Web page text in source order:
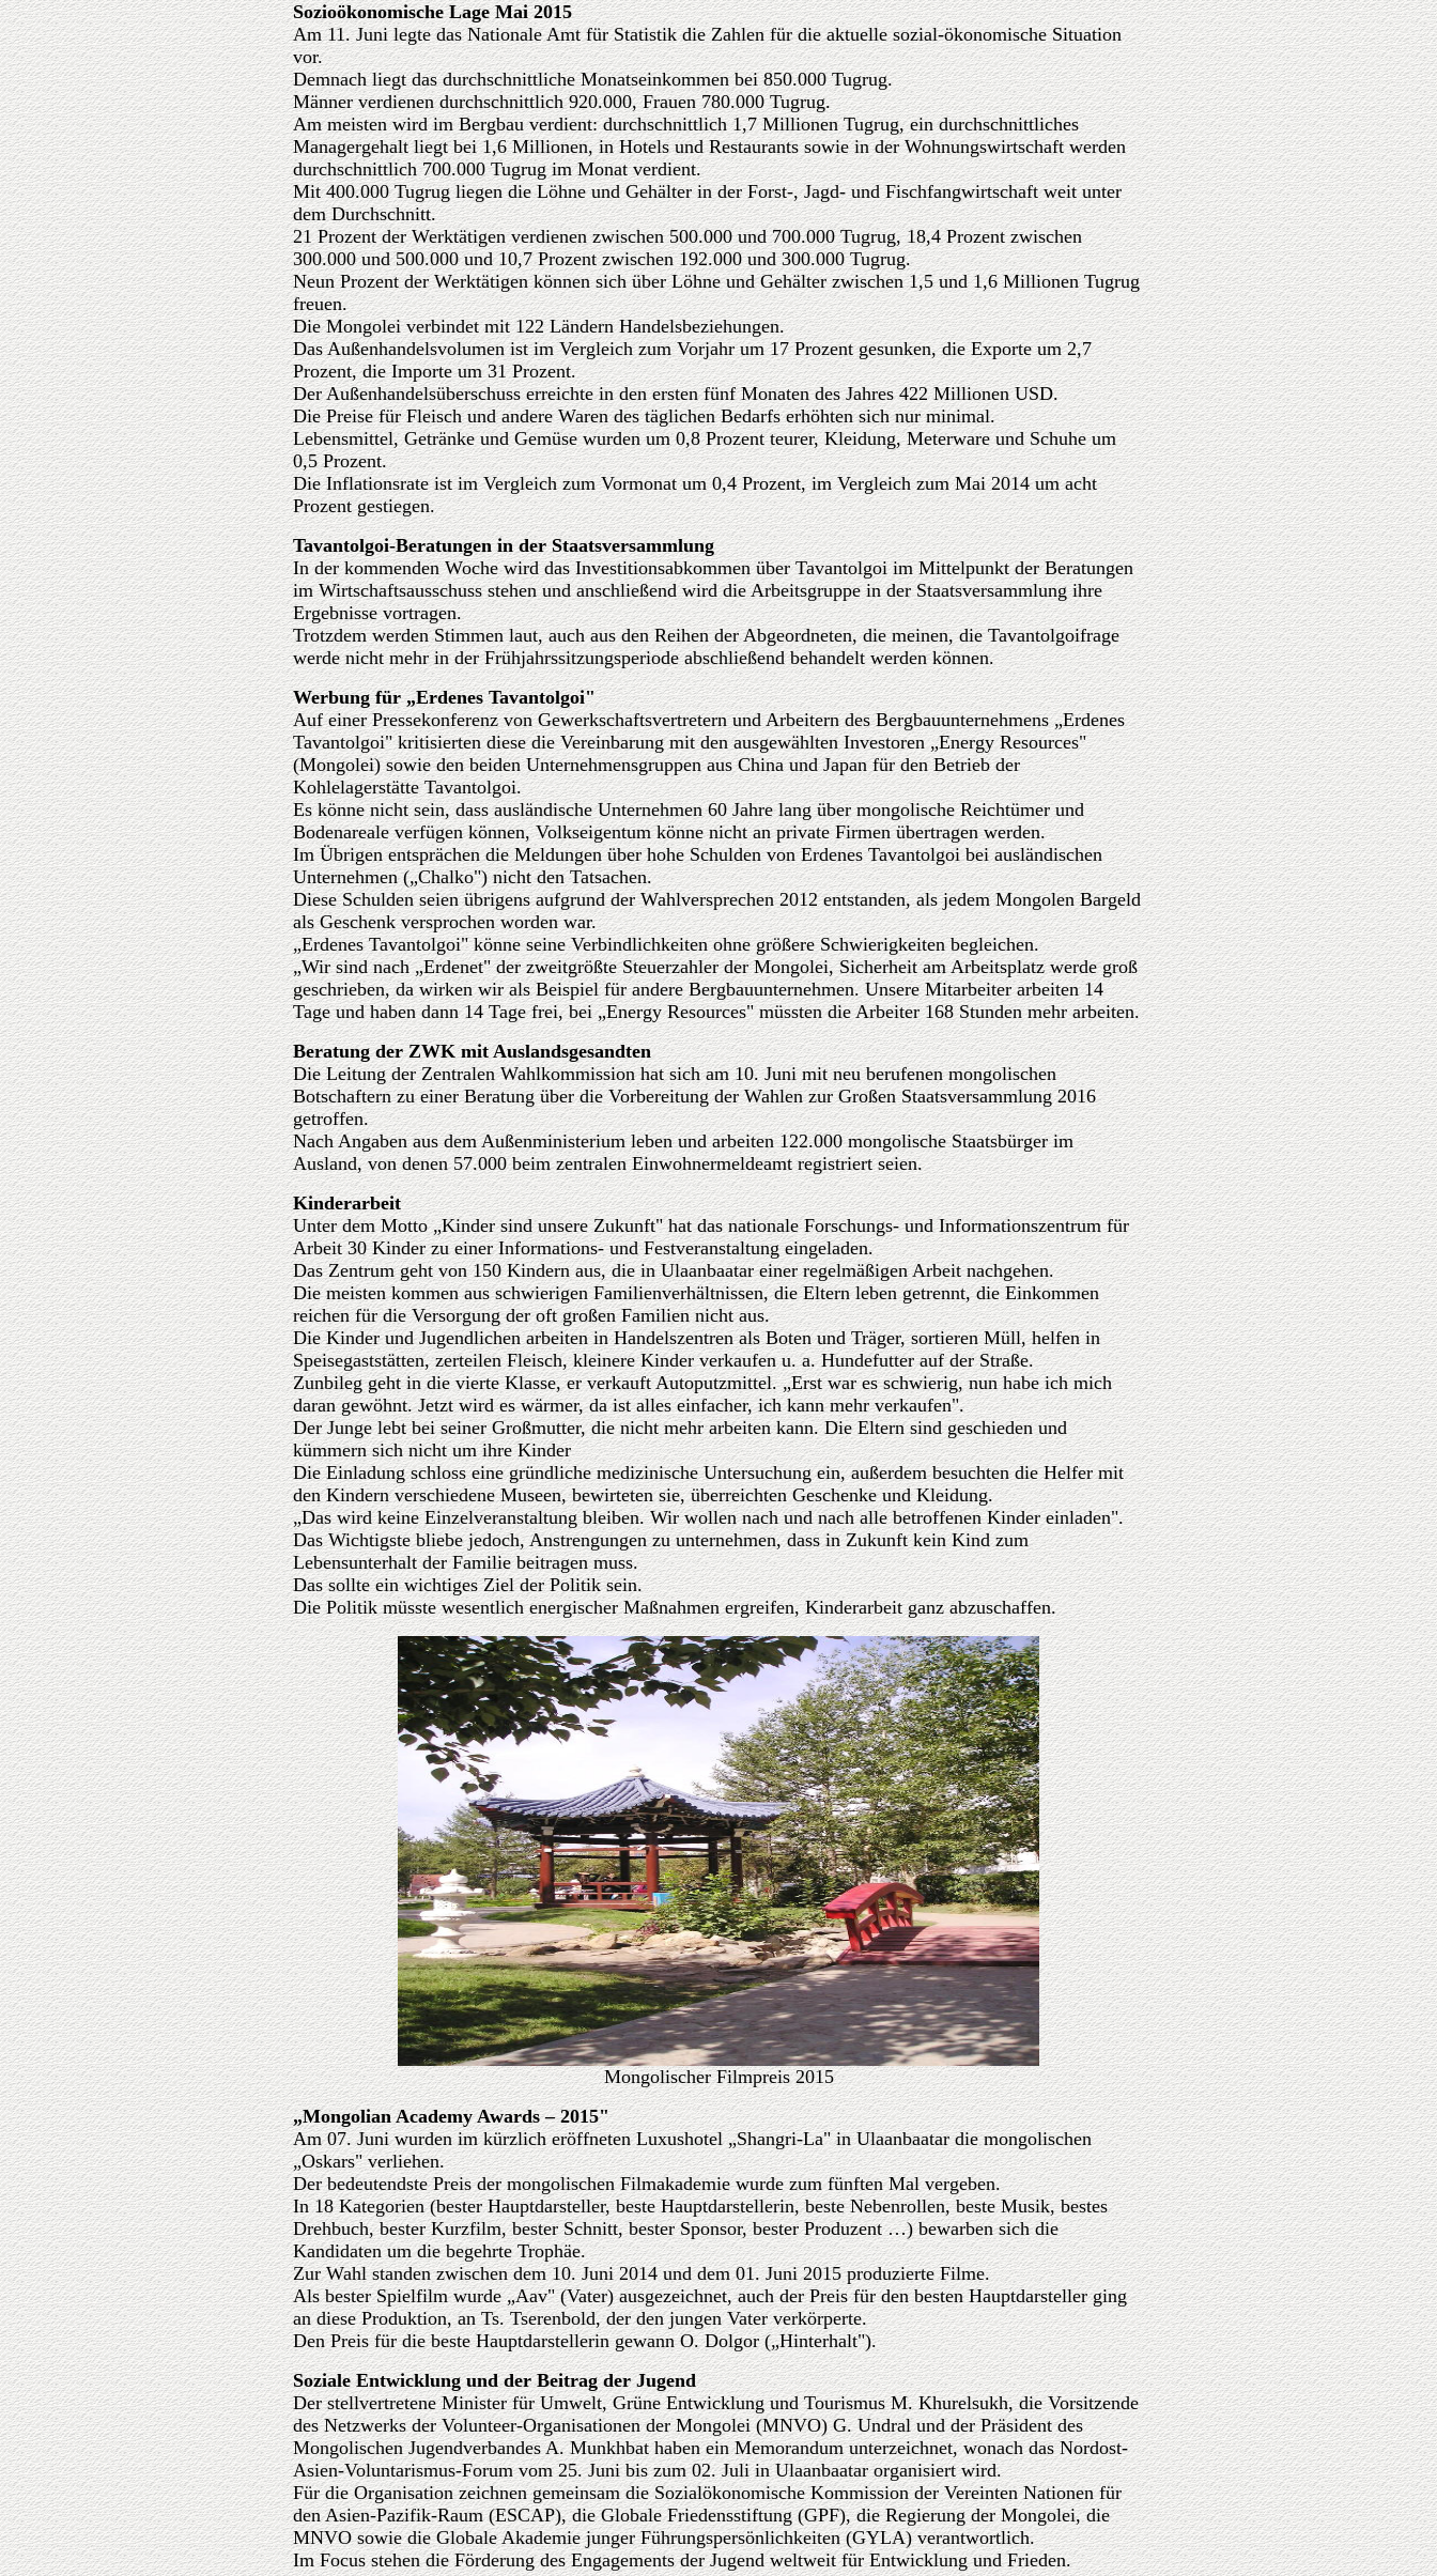
Sozioökonomische Lage Mai 2015
Am 11. Juni legte das Nationale Amt für Statistik die Zahlen für die aktuelle sozial-ökonomische Situation
vor.
Demnach liegt das durchschnittliche Monatseinkommen bei 850.000 Tugrug.
Männer verdienen durchschnittlich 920.000, Frauen 780.000 Tugrug.
Am meisten wird im Bergbau verdient: durchschnittlich 1,7 Millionen Tugrug, ein durchschnittliches
Managergehalt liegt bei 1,6 Millionen, in Hotels und Restaurants sowie in der Wohnungswirtschaft werden
durchschnittlich 700.000 Tugrug im Monat verdient.
Mit 400.000 Tugrug liegen die Löhne und Gehälter in der Forst-, Jagd- und Fischfangwirtschaft weit unter
dem Durchschnitt.
21 Prozent der Werktätigen verdienen zwischen 500.000 und 700.000 Tugrug, 18,4 Prozent zwischen
300.000 und 500.000 und 10,7 Prozent zwischen 192.000 und 300.000 Tugrug.
Neun Prozent der Werktätigen können sich über Löhne und Gehälter zwischen 1,5 und 1,6 Millionen Tugrug
freuen.
Die Mongolei verbindet mit 122 Ländern Handelsbeziehungen.
Das Außenhandelsvolumen ist im Vergleich zum Vorjahr um 17 Prozent gesunken, die Exporte um 2,7
Prozent, die Importe um 31 Prozent.
Der Außenhandelsüberschuss erreichte in den ersten fünf Monaten des Jahres 422 Millionen USD.
Die Preise für Fleisch und andere Waren des täglichen Bedarfs erhöhten sich nur minimal.
Lebensmittel, Getränke und Gemüse wurden um 0,8 Prozent teurer, Kleidung, Meterware und Schuhe um
0,5 Prozent.
Die Inflationsrate ist im Vergleich zum Vormonat um 0,4 Prozent, im Vergleich zum Mai 2014 um acht
Prozent gestiegen.
Tavantolgoi-Beratungen in der Staatsversammlung
In der kommenden Woche wird das Investitionsabkommen über Tavantolgoi im Mittelpunkt der Beratungen
im Wirtschaftsausschuss stehen und anschließend wird die Arbeitsgruppe in der Staatsversammlung ihre
Ergebnisse vortragen.
Trotzdem werden Stimmen laut, auch aus den Reihen der Abgeordneten, die meinen, die Tavantolgoifrage
werde nicht mehr in der Frühjahrssitzungsperiode abschließend behandelt werden können.
Werbung für „Erdenes Tavantolgoi"
Auf einer Pressekonferenz von Gewerkschaftsvertretern und Arbeitern des Bergbauunternehmens „Erdenes
Tavantolgoi" kritisierten diese die Vereinbarung mit den ausgewählten Investoren „Energy Resources"
(Mongolei) sowie den beiden Unternehmensgruppen aus China und Japan für den Betrieb der
Kohlelagerstätte Tavantolgoi.
Es könne nicht sein, dass ausländische Unternehmen 60 Jahre lang über mongolische Reichtümer und
Bodenareale verfügen können, Volkseigentum könne nicht an private Firmen übertragen werden.
Im Übrigen entsprächen die Meldungen über hohe Schulden von Erdenes Tavantolgoi bei ausländischen
Unternehmen („Chalko") nicht den Tatsachen.
Diese Schulden seien übrigens aufgrund der Wahlversprechen 2012 entstanden, als jedem Mongolen Bargeld
als Geschenk versprochen worden war.
„Erdenes Tavantolgoi" könne seine Verbindlichkeiten ohne größere Schwierigkeiten begleichen.
„Wir sind nach „Erdenet" der zweitgrößte Steuerzahler der Mongolei, Sicherheit am Arbeitsplatz werde groß
geschrieben, da wirken wir als Beispiel für andere Bergbauunternehmen. Unsere Mitarbeiter arbeiten 14
Tage und haben dann 14 Tage frei, bei „Energy Resources" müssten die Arbeiter 168 Stunden mehr arbeiten.
Beratung der ZWK mit Auslandsgesandten
Die Leitung der Zentralen Wahlkommission hat sich am 10. Juni mit neu berufenen mongolischen
Botschaftern zu einer Beratung über die Vorbereitung der Wahlen zur Großen Staatsversammlung 2016
getroffen.
Nach Angaben aus dem Außenministerium leben und arbeiten 122.000 mongolische Staatsbürger im
Ausland, von denen 57.000 beim zentralen Einwohnermeldeamt registriert seien.
Kinderarbeit
Unter dem Motto „Kinder sind unsere Zukunft" hat das nationale Forschungs- und Informationszentrum für
Arbeit 30 Kinder zu einer Informations- und Festveranstaltung eingeladen.
Das Zentrum geht von 150 Kindern aus, die in Ulaanbaatar einer regelmäßigen Arbeit nachgehen.
Die meisten kommen aus schwierigen Familienverhältnissen, die Eltern leben getrennt, die Einkommen
reichen für die Versorgung der oft großen Familien nicht aus.
Die Kinder und Jugendlichen arbeiten in Handelszentren als Boten und Träger, sortieren Müll, helfen in
Speisegaststätten, zerteilen Fleisch, kleinere Kinder verkaufen u. a. Hundefutter auf der Straße.
Zunbileg geht in die vierte Klasse, er verkauft Autoputzmittel. „Erst war es schwierig, nun habe ich mich
daran gewöhnt. Jetzt wird es wärmer, da ist alles einfacher, ich kann mehr verkaufen".
Der Junge lebt bei seiner Großmutter, die nicht mehr arbeiten kann. Die Eltern sind geschieden und
kümmern sich nicht um ihre Kinder
Die Einladung schloss eine gründliche medizinische Untersuchung ein, außerdem besuchten die Helfer mit
den Kindern verschiedene Museen, bewirteten sie, überreichten Geschenke und Kleidung.
„Das wird keine Einzelveranstaltung bleiben. Wir wollen nach und nach alle betroffenen Kinder einladen".
Das Wichtigste bliebe jedoch, Anstrengungen zu unternehmen, dass in Zukunft kein Kind zum
Lebensunterhalt der Familie beitragen muss.
Das sollte ein wichtiges Ziel der Politik sein.
Die Politik müsste wesentlich energischer Maßnahmen ergreifen, Kinderarbeit ganz abzuschaffen.
Mongolischer Filmpreis 2015
„Mongolian Academy Awards – 2015"
Am 07. Juni wurden im kürzlich eröffneten Luxushotel „Shangri-La" in Ulaanbaatar die mongolischen
„Oskars" verliehen.
Der bedeutendste Preis der mongolischen Filmakademie wurde zum fünften Mal vergeben.
In 18 Kategorien (bester Hauptdarsteller, beste Hauptdarstellerin, beste Nebenrollen, beste Musik, bestes
Drehbuch, bester Kurzfilm, bester Schnitt, bester Sponsor, bester Produzent …) bewarben sich die
Kandidaten um die begehrte Trophäe.
Zur Wahl standen zwischen dem 10. Juni 2014 und dem 01. Juni 2015 produzierte Filme.
Als bester Spielfilm wurde „Aav" (Vater) ausgezeichnet, auch der Preis für den besten Hauptdarsteller ging
an diese Produktion, an Ts. Tserenbold, der den jungen Vater verkörperte.
Den Preis für die beste Hauptdarstellerin gewann O. Dolgor („Hinterhalt").
Soziale Entwicklung und der Beitrag der Jugend
Der stellvertretene Minister für Umwelt, Grüne Entwicklung und Tourismus M. Khurelsukh, die Vorsitzende
des Netzwerks der Volunteer-Organisationen der Mongolei (MNVO) G. Undral und der Präsident des
Mongolischen Jugendverbandes A. Munkhbat haben ein Memorandum unterzeichnet, wonach das Nordost-
Asien-Voluntarismus-Forum vom 25. Juni bis zum 02. Juli in Ulaanbaatar organisiert wird.
Für die Organisation zeichnen gemeinsam die Sozialökonomische Kommission der Vereinten Nationen für
den Asien-Pazifik-Raum (ESCAP), die Globale Friedensstiftung (GPF), die Regierung der Mongolei, die
MNVO sowie die Globale Akademie junger Führungspersönlichkeiten (GYLA) verantwortlich.
Im Focus stehen die Förderung des Engagements der Jugend weltweit für Entwicklung und Frieden.